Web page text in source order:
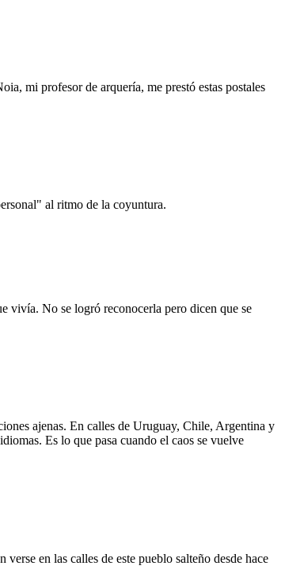
mi profesor de arquería, me prestó estas postales
al ritmo de la coyuntura.
vivía. No se logró reconocerla pero dicen que se
ajenas. En calles de Uruguay, Chile, Argentina y
Es lo que pasa cuando el caos se vuelve
en las calles de este pueblo salteño desde hace